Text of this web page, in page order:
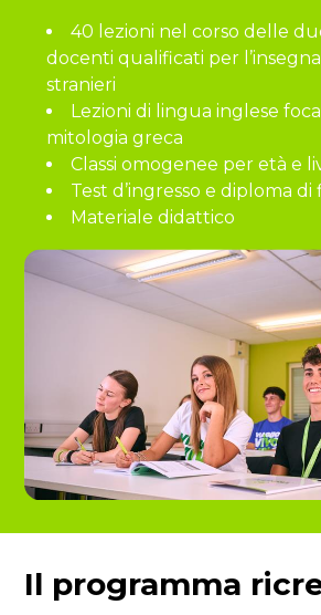
40 lezioni nel corso delle
docenti qualificati per
stranieri
Lezioni di lingua inglese
mitologia greca
Classi omogenee per età e
Test d’ingresso e diploma di
Materiale didattico
Il programma